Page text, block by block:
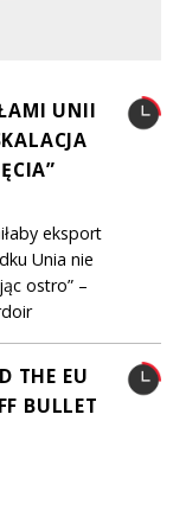
UNII
eksport
Unia nie
ostro” –
THE EU
BULLET